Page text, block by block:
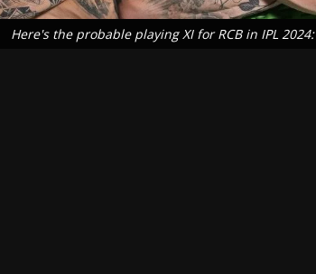
Here's the probable playing XI for RCB in IPL 2024: